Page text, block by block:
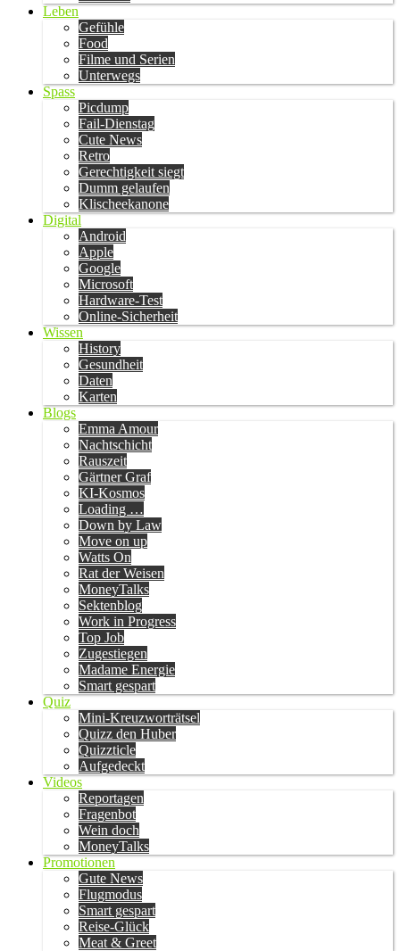
Leben
Gefühle
Food
Filme und Serien
Unterwegs
Spass
Picdump
Fail-Dienstag
Cute News
Retro
Gerechtigkeit siegt
Dumm gelaufen
Klischeekanone
Digital
Android
Apple
Google
Microsoft
Hardware-Test
Online-Sicherheit
Wissen
History
Gesundheit
Daten
Karten
Blogs
Emma Amour
Nachtschicht
Rauszeit
Gärtner Graf
KI-Kosmos
Loading …
Down by Law
Move on up
Watts On
Rat der Weisen
MoneyTalks
Sektenblog
Work in Progress
Top Job
Zugestiegen
Madame Energie
Smart gespart
Quiz
Mini-Kreuzworträtsel
Quizz den Huber
Quizzticle
Aufgedeckt
Videos
Reportagen
Fragenbot
Wein doch
MoneyTalks
Promotionen
Gute News
Flugmodus
Smart gespart
Reise-Glück
Meat & Greet